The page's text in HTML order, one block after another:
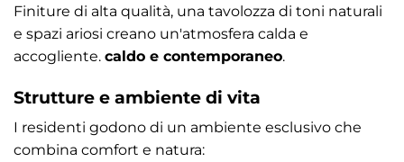
Finiture di alta qualità, una tavolozza di toni naturali
e spazi ariosi creano un'atmosfera calda e
accogliente. caldo e contemporaneo.
Strutture e ambiente di vita
I residenti godono di un ambiente esclusivo che
combina comfort e natura: